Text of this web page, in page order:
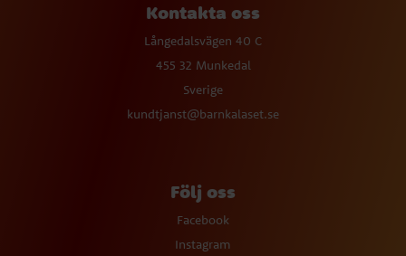
Kontakta oss
Långedalsvägen 40 C
455 32 Munkedal
Sverige
kundtjanst@barnkalaset.se
Följ oss
Facebook
Instagram